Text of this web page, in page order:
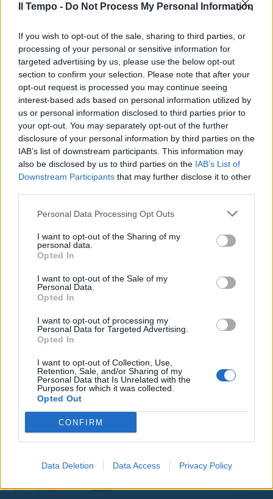
Il Tempo - Do Not Process My Personal Information
If you wish to opt-out of the sale, sharing to third parties, or
processing of your personal or sensitive information for
targeted advertising by us, please use the below opt-out
section to confirm your selection. Please note that after your
opt-out request is processed you may continue seeing
interest-based ads based on personal information utilized by
us or personal information disclosed to third parties prior to
your opt-out. You may separately opt-out of the further
disclosure of your personal information by third parties on the
IAB’s list of downstream participants. This information may
also be disclosed by us to third parties on the IAB’s List of
Downstream Participants that may further disclose it to other
Personal Data Processing Opt Outs
I want to opt-out of the Sharing of my
personal data.
Opted In
I want to opt-out of the Sale of my
Personal Data.
Opted In
I want to opt-out of processing my
Personal Data for Targeted Advertising.
Opted In
I want to opt-out of Collection, Use,
Retention, Sale, and/or Sharing of my
Personal Data that Is Unrelated with the
Purposes for which it was collected.
Opted Out
CONFIRM
Data Deletion Data Access Privacy Policy